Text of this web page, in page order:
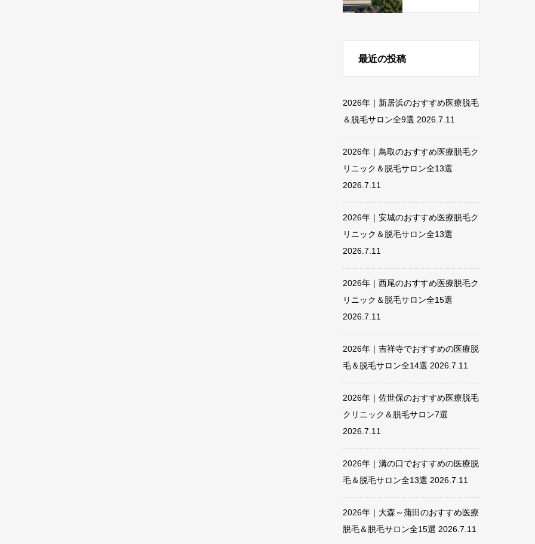
最近の投稿
2026年｜新居浜のおすすめ医療脱毛
＆脱毛サロン全9選 2026.7.11
2026年｜鳥取のおすすめ医療脱毛ク
リニック＆脱毛サロン全13選
2026.7.11
2026年｜安城のおすすめ医療脱毛ク
リニック＆脱毛サロン全13選
2026.7.11
2026年｜西尾のおすすめ医療脱毛ク
リニック＆脱毛サロン全15選
2026.7.11
2026年｜吉祥寺でおすすめの医療脱
毛＆脱毛サロン全14選 2026.7.11
2026年｜佐世保のおすすめ医療脱毛
クリニック＆脱毛サロン7選
2026.7.11
2026年｜溝の口でおすすめの医療脱
毛＆脱毛サロン全13選 2026.7.11
2026年｜大森～蒲田のおすすめ医療
脱毛＆脱毛サロン全15選 2026.7.11